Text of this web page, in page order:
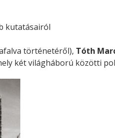
kutatásairól
történetéről), Tóth
két világháború közötti